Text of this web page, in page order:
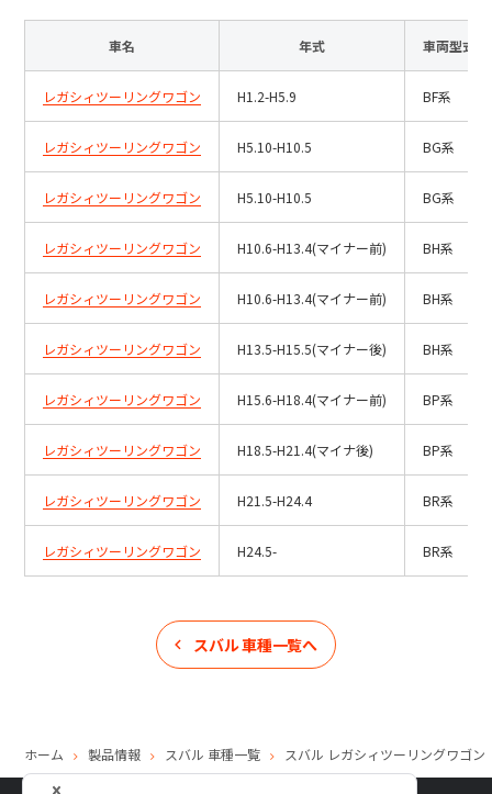
お問い合わせ
全て
例：VFHY1104P、LLF0111A、ULR4B、SL035
車名 年式 車両型式
レガシィツーリングワゴン H1.2-H5.9 BF系
レガシィツーリングワゴン H5.10-H10.5 BG系
レガシィツーリングワゴン H5.10-H10.5 BG系
レガシィツーリングワゴン H10.6-H13.4(マイナー前) BH系
レガシィツーリングワゴン H10.6-H13.4(マイナー前) BH系
レガシィツーリングワゴン H13.5-H15.5(マイナー後) BH系
レガシィツーリングワゴン H15.6-H18.4(マイナー前) BP系
レガシィツーリングワゴン H18.5-H21.4(マイナ後) BP系
レガシィツーリングワゴン H21.5-H24.4 BR系
レガシィツーリングワゴン H24.5- BR系
スバル車種一覧へ
ホーム 製品情報 スバル 車種一覧 スバル レガシィツーリングワゴン